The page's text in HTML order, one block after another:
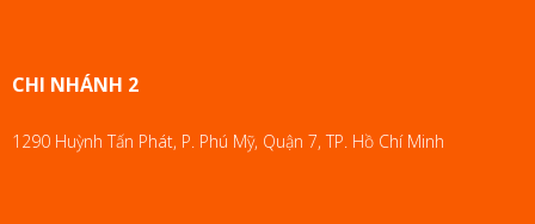
CHI NHÁNH 2
1290 Huỳnh Tấn Phát, P. Phú Mỹ, Quận 7, TP. Hồ Chí Minh